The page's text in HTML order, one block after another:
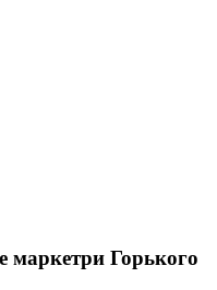
маркетри Горького